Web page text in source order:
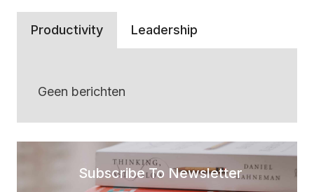
Productivity Leadership
Geen berichten
Subscribe To Newsletter